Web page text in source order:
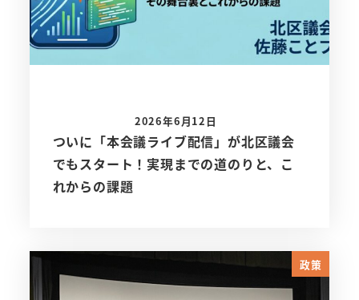
ついに「本会議ライブ配信」が北区議会
でもスタート！実現までの道のりと、こ
れからの課題
2026年6月12日
政策